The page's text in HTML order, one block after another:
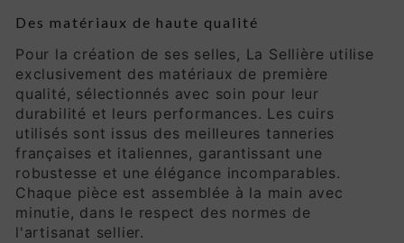
Des matériaux de haute qualité
Pour la création de ses selles, La Sellière utilise
exclusivement des matériaux de première
qualité, sélectionnés avec soin pour leur
durabilité et leurs performances. Les cuirs
utilisés sont issus des meilleures tanneries
françaises et italiennes, garantissant une
robustesse et une élégance incomparables.
Chaque pièce est assemblée à la main avec
minutie, dans le respect des normes de
l'artisanat sellier.